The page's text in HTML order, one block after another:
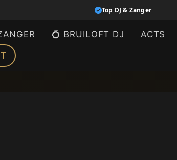
Top DJ & Zanger
💍 BRUILOFT DJ ACTS